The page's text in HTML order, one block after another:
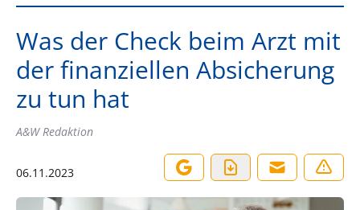
Was der Check beim Arzt mit
der finanziellen Absicherung
zu tun hat
A&W Redaktion
06.11.2023